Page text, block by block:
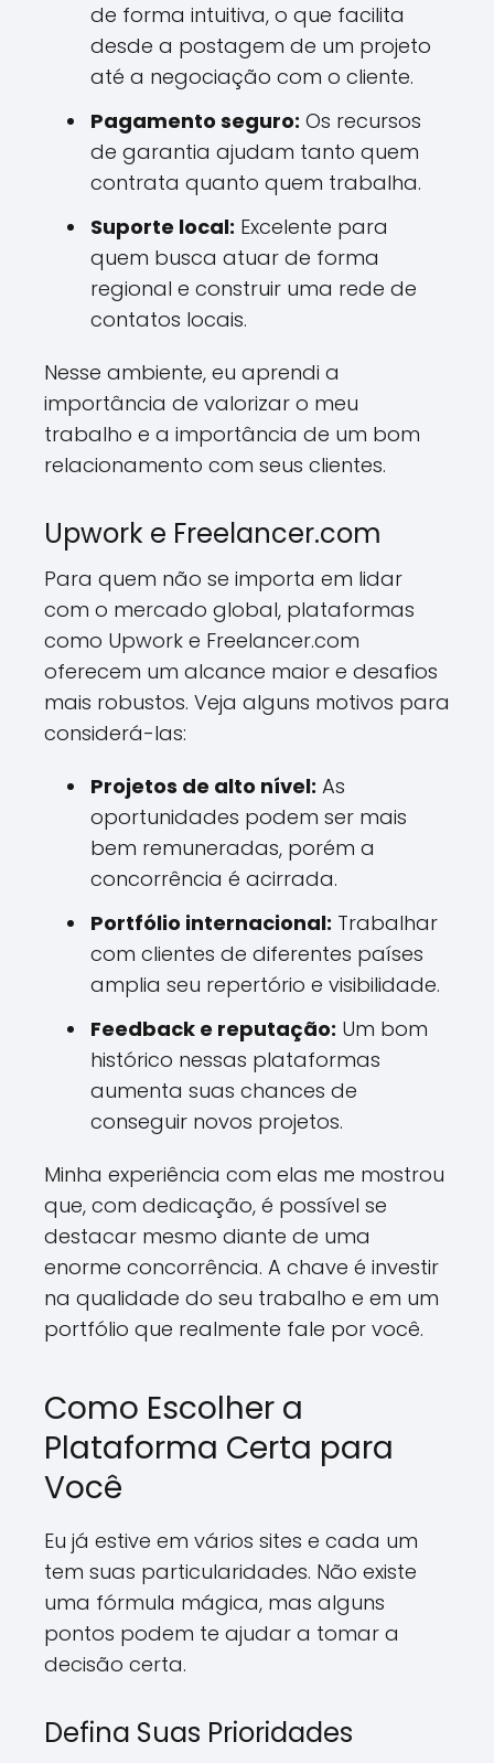
de forma intuitiva, o que facilita
desde a postagem de um projeto
até a negociação com o cliente.
Pagamento seguro: Os recursos
de garantia ajudam tanto quem
contrata quanto quem trabalha.
Suporte local: Excelente para
quem busca atuar de forma
regional e construir uma rede de
contatos locais.
Nesse ambiente, eu aprendi a
importância de valorizar o meu
trabalho e a importância de um bom
relacionamento com seus clientes.
Upwork e Freelancer.com
Para quem não se importa em lidar
com o mercado global, plataformas
como Upwork e Freelancer.com
oferecem um alcance maior e desafios
mais robustos. Veja alguns motivos para
considerá-las:
Projetos de alto nível: As
oportunidades podem ser mais
bem remuneradas, porém a
concorrência é acirrada.
Portfólio internacional: Trabalhar
com clientes de diferentes países
amplia seu repertório e visibilidade.
Feedback e reputação: Um bom
histórico nessas plataformas
aumenta suas chances de
conseguir novos projetos.
Minha experiência com elas me mostrou
que, com dedicação, é possível se
destacar mesmo diante de uma
enorme concorrência. A chave é investir
na qualidade do seu trabalho e em um
portfólio que realmente fale por você.
Como Escolher a
Plataforma Certa para
Você
Eu já estive em vários sites e cada um
tem suas particularidades. Não existe
uma fórmula mágica, mas alguns
pontos podem te ajudar a tomar a
decisão certa.
Defina Suas Prioridades